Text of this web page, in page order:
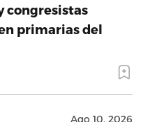
congresistas
primarias del
Ago 10, 2026